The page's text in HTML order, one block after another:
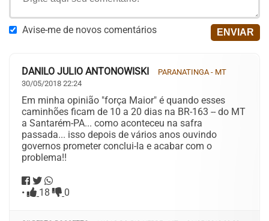
Avise-me de novos comentários
DANILO JULIO ANTONOWISKI
PARANATINGA - MT
30/05/2018 22:24
Em minha opinião "força Maior" é quando esses
caminhões ficam de 10 a 20 dias na BR-163 -- do MT
a Santarém-PA... como aconteceu na safra
passada... isso depois de vários anos ouvindo
governos prometer conclui-la e acabar com o
problema!!
• 18 0